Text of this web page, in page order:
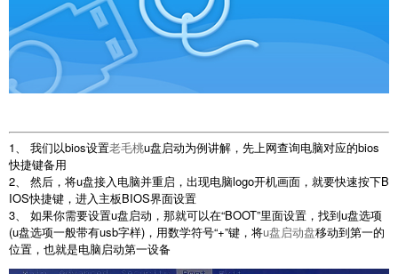
1、 我们以bios设置老毛桃u盘启动为例讲解，先上网查询电脑对应的bios
快捷键备用
2、 然后，将u盘接入电脑并重启，出现电脑logo开机画面，就要快速按下B
IOS快捷键，进入主板BIOS界面设置
3、 如果你需要设置u盘启动，那就可以在“BOOT”里面设置，找到u盘选项
(u盘选项一般带有usb字样)，用数学符号“+”键，将u盘启动盘移动到第一的
位置，也就是电脑启动第一设备